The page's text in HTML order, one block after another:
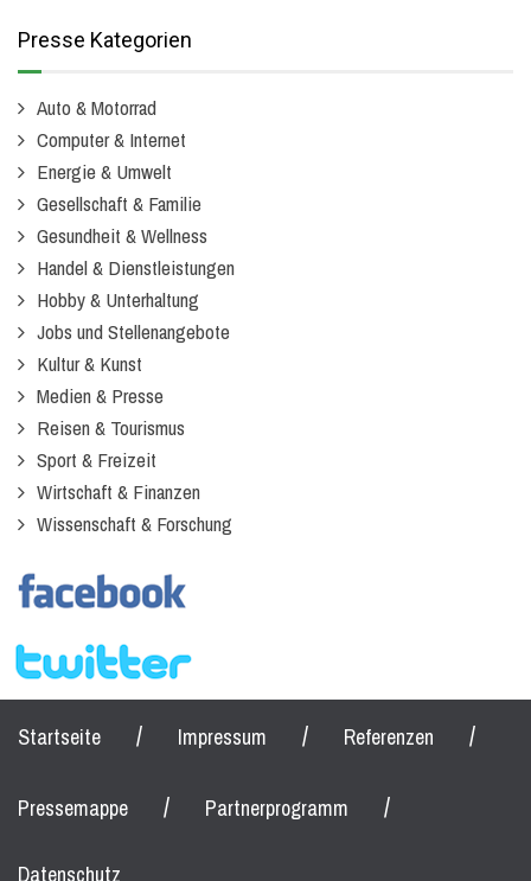
Presse Kategorien
Auto & Motorrad
Computer & Internet
Energie & Umwelt
Gesellschaft & Familie
Gesundheit & Wellness
Handel & Dienstleistungen
Hobby & Unterhaltung
Jobs und Stellenangebote
Kultur & Kunst
Medien & Presse
Reisen & Tourismus
Sport & Freizeit
Wirtschaft & Finanzen
Wissenschaft & Forschung
Startseite / Impressum / Referenzen /
Pressemappe / Partnerprogramm /
Datenschutz